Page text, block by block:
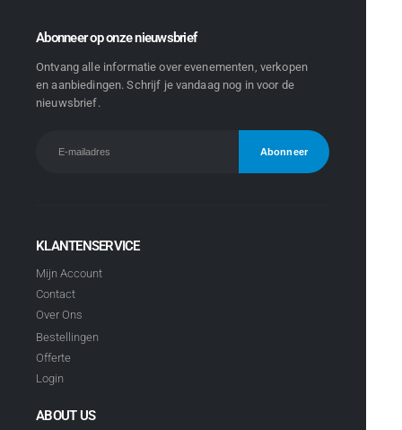
Abonneer op onze nieuwsbrief
Ontvang alle informatie over evenementen, verkopen
en aanbiedingen. Schrijf je vandaag nog in voor de
nieuwsbrief.
KLANTENSERVICE
Mijn Account
Contact
Over Ons
Bestellingen
Offerte
Login
ABOUT US